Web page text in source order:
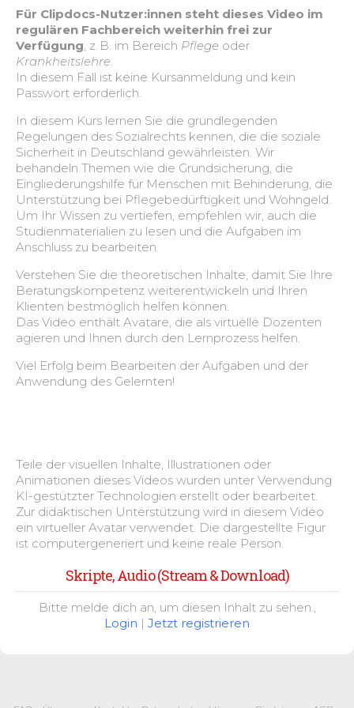
Modul 13 Schmerzmanagement – Lösungsbeispiel
zur instabilen Schmerzsituation –
4:35
Modul 13 Schmerzmanagement – Pflegeberatung
Haut
Modul 15 Hautintegrität in der Pflege-
Ersteinschätzung
Modul 15 Hautintegrität in der Pflege –
Hautinspektion
Modul 15 Hautintegrität in der Pflege – Fallbeispiel 1:42
Modul 15 Hautintegrität in der Pflege – Beratung
Erstbeurteilung –
5:14
Modul 16 Chronische Wunden – Pflegeansätze,
Dokumentation & Verlaufskontrolle –
3:17
Modul 16 Chronische Wunden – Leonie Lindner
Fallbeispiel
2:35
Modul 16 Chronische Wunden -Rolle der
6:32
Für Clipdocs-Nutzer:innen steht dieses Video im
regulären Fachbereich weiterhin frei zur
Verfügung, z. B. im Bereich Pflege oder
Krankheitslehre.
In diesem Fall ist keine Kursanmeldung und kein
Passwort erforderlich.
In diesem Kurs lernen Sie die grundlegenden
Regelungen des Sozialrechts kennen, die die soziale
Sicherheit in Deutschland gewährleisten. Wir
behandeln Themen wie die Grundsicherung, die
Eingliederungshilfe für Menschen mit Behinderung, die
Unterstützung bei Pflegebedürftigkeit und Wohngeld.
Um Ihr Wissen zu vertiefen, empfehlen wir, auch die
Studienmaterialien zu lesen und die Aufgaben im
Anschluss zu bearbeiten.
Verstehen Sie die theoretischen Inhalte, damit Sie Ihre
Beratungskompetenz weiterentwickeln und Ihren
Klienten bestmöglich helfen können.
Das Video enthält Avatare, die als virtuelle Dozenten
agieren und Ihnen durch den Lernprozess helfen.
Viel Erfolg beim Bearbeiten der Aufgaben und der
Anwendung des Gelernten!
Teile der visuellen Inhalte, Illustrationen oder
Animationen dieses Videos wurden unter Verwendung
KI-gestützter Technologien erstellt oder bearbeitet.
Zur didaktischen Unterstützung wird in diesem Video
ein virtueller Avatar verwendet. Die dargestellte Figur
ist computergeneriert und keine reale Person.
Skripte, Audio (Stream & Download)
Bitte melde dich an, um diesen Inhalt zu sehen.,
Login | Jetzt registrieren